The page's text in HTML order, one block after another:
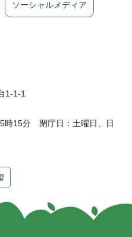
1-1-1
時15分 閉庁日：土曜日、日
ソーシャルメディア